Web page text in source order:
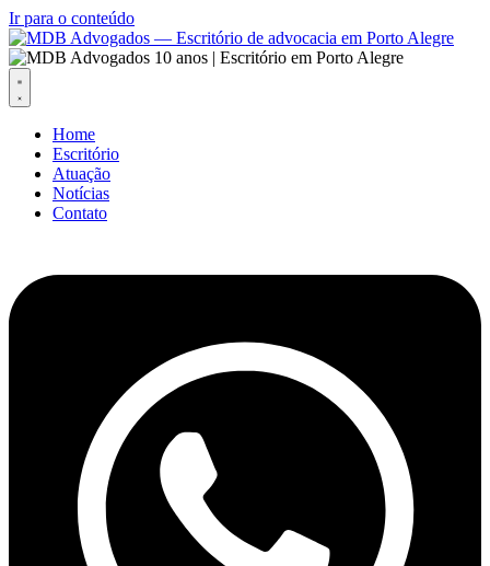
Ir para o conteúdo
Home
Escritório
Atuação
Notícias
Contato